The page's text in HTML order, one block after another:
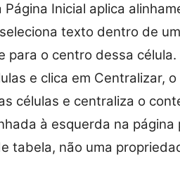
Inicial aplica
texto dentro de
para o centro dessa
e clica em Centralizar,
células e centraliza o
à esquerda na
tabela, não uma